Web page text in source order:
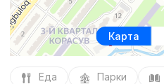
Карта
Еда Парки